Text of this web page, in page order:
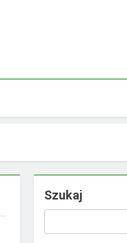
Szukaj